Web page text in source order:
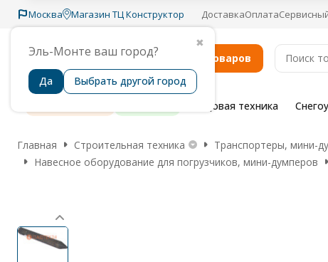
Москва
✖
Эль-Монте ваш город?
Да Выбрать другой город
Магазин ТЦ Конструктор ДоставкаОплата
Каталог товаров
Садовая техника
Главная Строительная техника
Транспортеры, мини-
Навесное оборудование для погрузчиков, мини-думперов